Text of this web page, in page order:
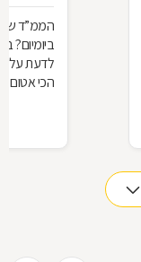
הממ”ד
ביומיום?
לדעת על
הכי אטום